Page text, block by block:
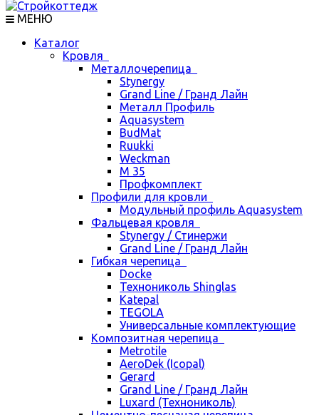
МЕНЮ
Каталог
Кровля
Металлочерепица
Stynergy
Grand Line / Гранд Лайн
Металл Профиль
Aquasystem
BudMat
Ruukki
Weckman
М 35
Профкомплект
Профили для кровли
Модульный профиль Aquasystem
Фальцевая кровля
Stynergy / Стинержи
Grand Line / Гранд Лайн
Гибкая черепица
Docke
Технониколь Shinglas
Katepal
TEGOLA
Универсальные комплектующие
Композитная черепица
Metrotile
AeroDek (Icopal)
Gerard
Grand Line / Гранд Лайн
Luxard (Технониколь)